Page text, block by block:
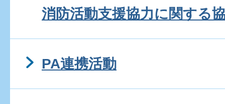
消防活動支援協力に関する
PA連携活動